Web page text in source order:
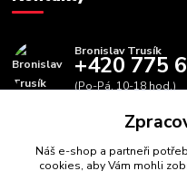
Bronislav Trusík
+420 775
(Po-Pá, 10-18 hod.)
info@bbfitness.cz
Náš e-shop a partneři
cookies, aby Vám mohli